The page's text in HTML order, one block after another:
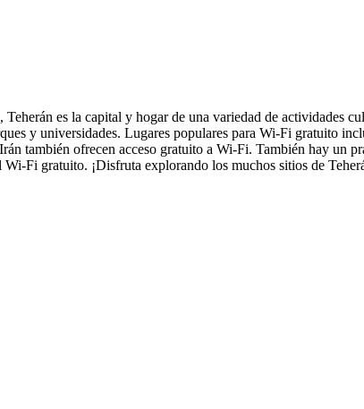
es la capital y hogar de una variedad de actividades
y universidades. Lugares populares para Wi-Fi gratuito
también ofrecen acceso gratuito a Wi-Fi. También hay un
Fi gratuito. ¡Disfruta explorando los muchos sitios de